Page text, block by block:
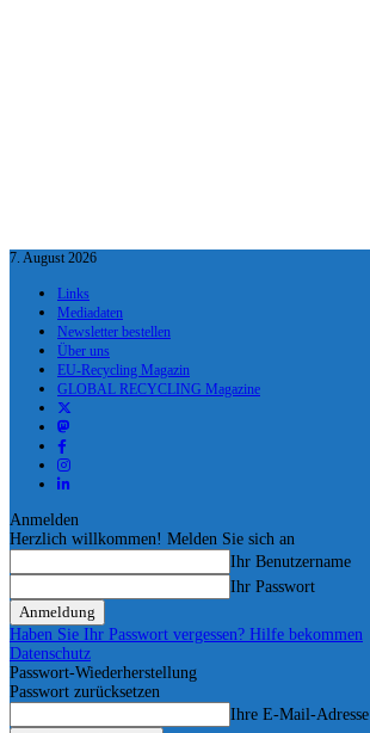
7. August 2026
Links
Mediadaten
Newsletter bestellen
Über uns
EU-Recycling Magazin
GLOBAL RECYCLING Magazine
Anmelden
Herzlich willkommen! Melden Sie sich an
Ihr Benutzername
Ihr Passwort
Haben Sie Ihr Passwort vergessen? Hilfe bekommen
Datenschutz
Passwort-Wiederherstellung
Passwort zurücksetzen
Ihre E-Mail-Adresse